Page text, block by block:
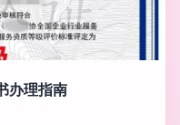
办理指南